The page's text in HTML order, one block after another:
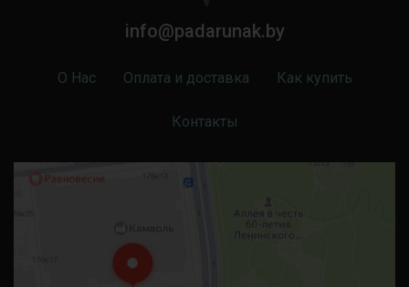
info@padarunak.by
О Нас Оплата и доставка Как купить
Контакты